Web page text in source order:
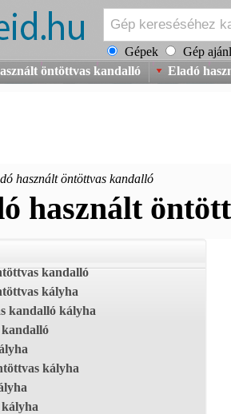
Gépek
Gép
öntöttvas kandalló Eladó
használt öntöttvas kandalló
használt
kandalló
kályha
kandalló kályha
kályha